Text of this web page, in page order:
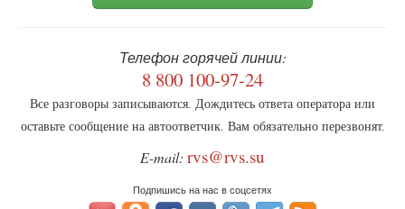
Телефон горячей линии:
8 800 100-97-24
Все разговоры записываются. Дождитесь ответа оператора или
оставьте сообщение на автоответчик. Вам обязательно перезвонят.
E-mail: rvs@rvs.su
Подпишись на нас в соцсетях